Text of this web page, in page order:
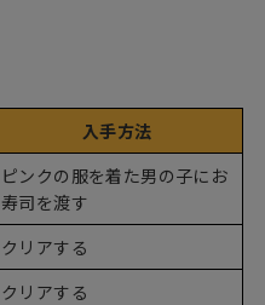
入手方法
ピンクの服を着た男の子にお
寿司を渡す
クリアする
クリアする